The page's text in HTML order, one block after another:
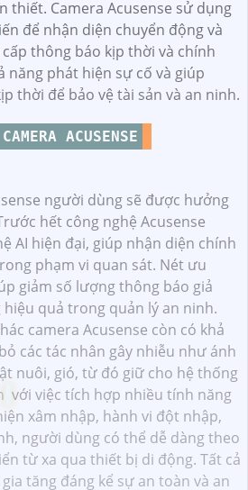
thiết. Camera Acusense sử dụng
để nhận diện chuyển động và
thông báo kịp thời và chính
năng phát hiện sự cố và giúp
thời để bảo vệ tài sản và an ninh.
ACUSENSE
người dùng sẽ được hưởng
hết công nghệ Acusense
AI hiện đại, giúp nhận diện chính
phạm vi quan sát. Nét ưu
giảm số lượng thông báo giả
quả trong quản lý an ninh.
camera Acusense còn có khả
các tác nhân gây nhiễu như ánh
nuôi, gió, từ đó giữ cho hệ thống
với việc tích hợp nhiều tính năng
xâm nhập, hành vi đột nhập,
người dùng có thể dễ dàng theo
từ xa qua thiết bị di động. Tất cả
tăng đáng kể sự an toàn và an